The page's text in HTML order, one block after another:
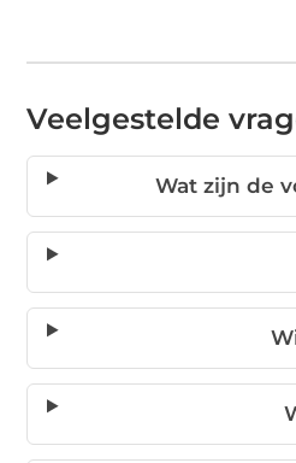
Veelgestelde
Wat zijn de